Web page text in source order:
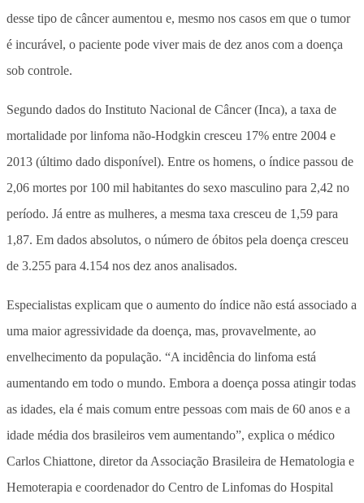
desse tipo de câncer aumentou e, mesmo nos casos em que o tumor
é incurável, o paciente pode viver mais de dez anos com a doença
sob controle.
Segundo dados do Instituto Nacional de Câncer (Inca), a taxa de
mortalidade por linfoma não-Hodgkin cresceu 17% entre 2004 e
2013 (último dado disponível). Entre os homens, o índice passou de
2,06 mortes por 100 mil habitantes do sexo masculino para 2,42 no
período. Já entre as mulheres, a mesma taxa cresceu de 1,59 para
1,87. Em dados absolutos, o número de óbitos pela doença cresceu
de 3.255 para 4.154 nos dez anos analisados.
Especialistas explicam que o aumento do índice não está associado a
uma maior agressividade da doença, mas, provavelmente, ao
envelhecimento da população. “A incidência do linfoma está
aumentando em todo o mundo. Embora a doença possa atingir todas
as idades, ela é mais comum entre pessoas com mais de 60 anos e a
idade média dos brasileiros vem aumentando”, explica o médico
Carlos Chiattone, diretor da Associação Brasileira de Hematologia e
Hemoterapia e coordenador do Centro de Linfomas do Hospital